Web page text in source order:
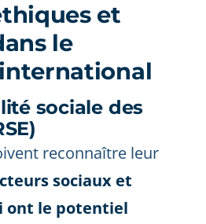
et
le
sociale des
reconnaître leur
sociaux et
ont le potentiel